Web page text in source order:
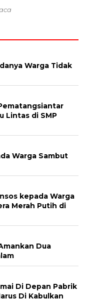
Warga Tidak
Lintas di SMP
Warga Sambut
kepada Warga
Merah Putih di
Dua
Di Depan Pabrik
Di Kabulkan